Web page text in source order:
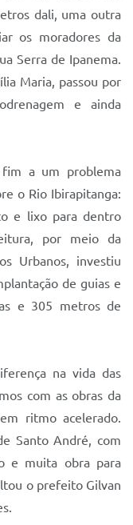
dali, uma outra
os moradores da
Serra de Ipanema.
Maria, passou por
e ainda
a um problema
o Rio Ibirapitanga:
e lixo para dentro
por meio da
Urbanos, investiu
de guias e
e 305 metros de
na vida das
com as obras da
ritmo acelerado.
Santo André, com
e muita obra para
o prefeito Gilvan